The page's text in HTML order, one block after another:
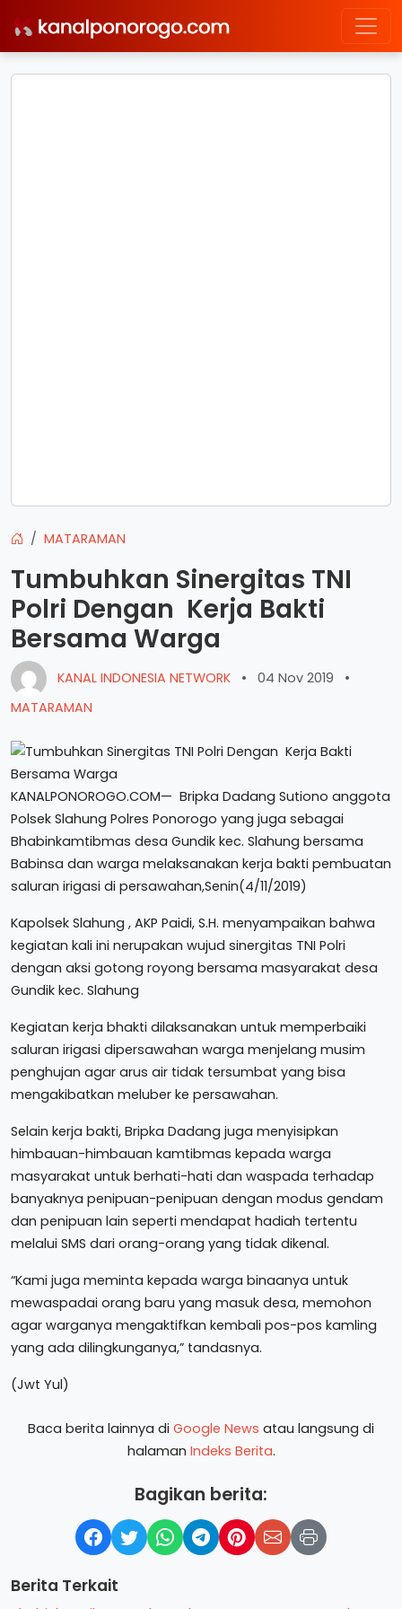
MATARAMAN
Tumbuhkan Sinergitas TNI
Polri Dengan Kerja Bakti
Bersama Warga
KANAL INDONESIA NETWORK • 04 Nov 2019
•
MATARAMAN
KANALPONOROGO.COM— Bripka Dadang Sutiono anggota
Polsek Slahung Polres Ponorogo yang juga sebagai
Bhabinkamtibmas desa Gundik kec. Slahung bersama
Babinsa dan warga melaksanakan kerja bakti pembuatan
saluran irigasi di persawahan,Senin(4/11/2019)
Kapolsek Slahung , AKP Paidi, S.H. menyampaikan bahwa
kegiatan kali ini nerupakan wujud sinergitas TNI Polri
dengan aksi gotong royong bersama masyarakat desa
Gundik kec. Slahung
Kegiatan kerja bhakti dilaksanakan untuk memperbaiki
saluran irigasi dipersawahan warga menjelang musim
penghujan agar arus air tidak tersumbat yang bisa
mengakibatkan meluber ke persawahan.
Selain kerja bakti, Bripka Dadang juga menyisipkan
himbauan-himbauan kamtibmas kepada warga
masyarakat untuk berhati-hati dan waspada terhadap
banyaknya penipuan-penipuan dengan modus gendam
dan penipuan lain seperti mendapat hadiah tertentu
melalui SMS dari orang-orang yang tidak dikenal.
“Kami juga meminta kepada warga binaanya untuk
mewaspadai orang baru yang masuk desa, memohon
agar warganya mengaktifkan kembali pos-pos kamling
yang ada dilingkunganya,” tandasnya.
(Jwt Yul)
Baca berita lainnya di Google News atau langsung di
halaman Indeks Berita.
Bagikan berita:
Berita Terkait